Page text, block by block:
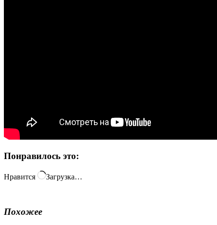
Понравилось это:
Нравится Загрузка…
Похожее